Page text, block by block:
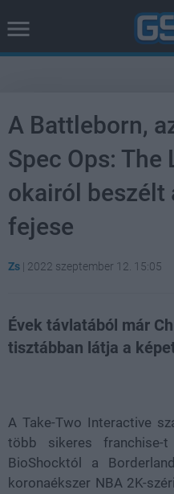
A Battleborn,
Spec Ops: The
okairól beszélt
fejese
Zs | 2022 szeptember 12. 15:05
Évek távlatából már
tisztábban látja a
A Take-Two Interactive
több sikeres
BioShocktól a
koronaékszer NBA 2K-